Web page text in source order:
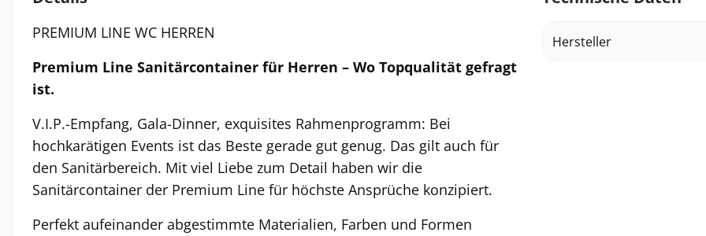
PREMIUM LINE WC HERREN
Premium Line Sanitärcontainer für Herren – Wo Topqualität gefragt
ist.
V.I.P.-Empfang, Gala-Dinner, exquisites Rahmenprogramm: Bei
hochkarätigen Events ist das Beste gerade gut genug. Das gilt auch für
den Sanitärbereich. Mit viel Liebe zum Detail haben wir die
Sanitärcontainer der Premium Line für höchste Ansprüche konzipiert.
Perfekt aufeinander abgestimmte Materialien, Farben und Formen
Hersteller